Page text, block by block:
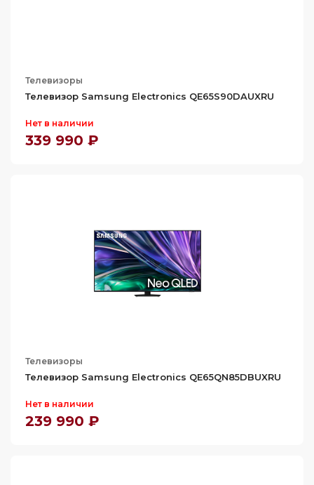
Телевизоры
Телевизор Samsung Electronics QE65S90DAUXRU
Нет в наличии
339 990 ₽
Телевизоры
Телевизор Samsung Electronics QE65QN85DBUXRU
Нет в наличии
239 990 ₽